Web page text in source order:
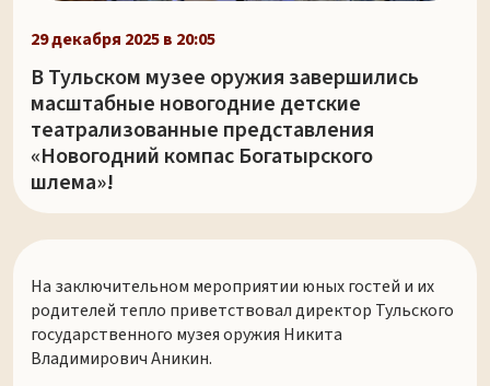
29 декабря 2025 в 20:05
В Тульском музее оружия завершились
масштабные новогодние детские
театрализованные представления
«Новогодний компас Богатырского
шлема»!
На заключительном мероприятии юных гостей и их
родителей тепло приветствовал директор Тульского
государственного музея оружия Никита
Владимирович Аникин.